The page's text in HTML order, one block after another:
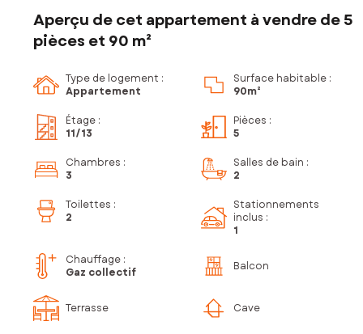
Aperçu de cet appartement à vendre de 5
pièces et 90 m²
Type de logement :
Appartement
Surface habitable :
90m²
Étage :
11/13
Pièces :
5
Chambres :
3
Salles de bain :
2
Toilettes :
2
Stationnements
inclus :
1
Chauffage :
Gaz collectif
Balcon
Terrasse Cave